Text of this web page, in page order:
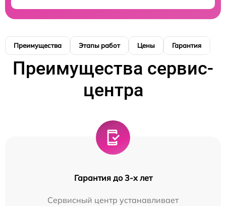
Преимущества Этапы работ Цены Гарантия
Преимущества сервис-
центра
Гарантия до 3-х лет
Сервисный центр устанавливает